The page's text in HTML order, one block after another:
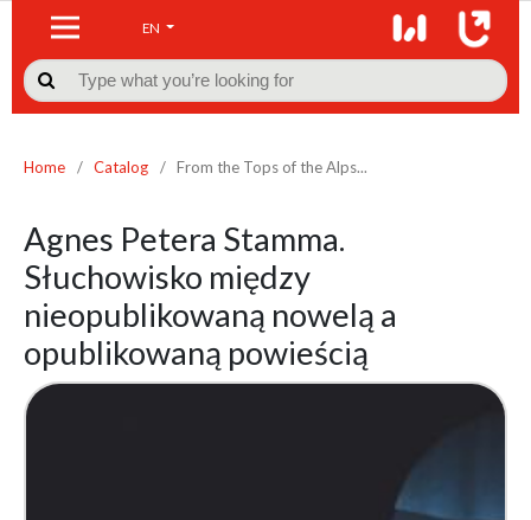
EN

Home / Catalog / From the Tops of the Alps...
Agnes Petera Stamma.
Słuchowisko między
nieopublikowaną nowelą a
opublikowaną powieścią